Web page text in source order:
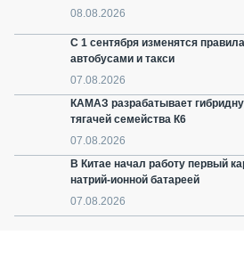
08.08.2026
С 1 сентября изменятся
автобусами и такси
07.08.2026
КАМАЗ разрабатывает
тягачей семейства К6
07.08.2026
В Китае начал работу первый
натрий-ионной батареей
07.08.2026